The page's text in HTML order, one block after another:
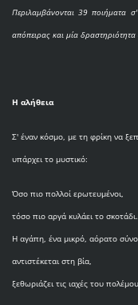
Περιλαμβάνονται 39 ποιήματα σ'
απόπειρας και μία
Η αλήθεια
Σ' έναν κόσμο, με τη φρίκη να
υπάρχει το μυστικό:
Όσο πιο πολλοί ερωτευμένοι,
τόσο πιο αργά κυλάει το σκοτάδι.
Η αγάπη, ένα μικρό, αόρατο
αντιστέκεται στη βία,
ξεθωριάζει τις ιαχές του